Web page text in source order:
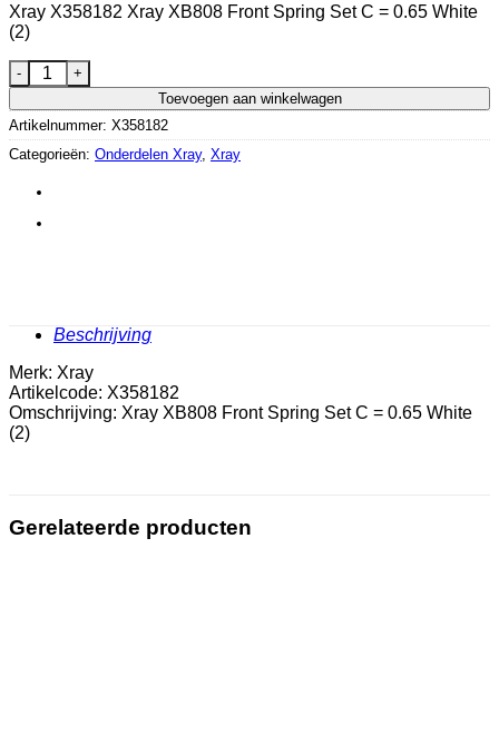
Xray X358182 Xray XB808 Front Spring Set C = 0.65 White
(2)
Xray XB808 Front Spring Set C = 0.65 White (2) aantal
Toevoegen aan winkelwagen
Artikelnummer: X358182
Categorieën: Onderdelen Xray, Xray
Beschrijving
Merk: Xray
Artikelcode: X358182
Omschrijving: Xray XB808 Front Spring Set C = 0.65 White
(2)
Gerelateerde producten